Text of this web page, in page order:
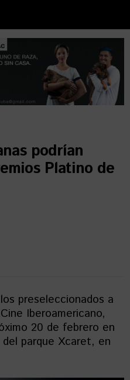
podrían
Platino de
preseleccionados a
Iberoamericano,
20 de febrero en
parque Xcaret, en